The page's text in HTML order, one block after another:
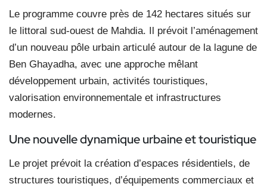
Le programme couvre près de 142 hectares situés sur
le littoral sud-ouest de Mahdia. Il prévoit l’aménagement
d’un nouveau pôle urbain articulé autour de la lagune de
Ben Ghayadha, avec une approche mêlant
développement urbain, activités touristiques,
valorisation environnementale et infrastructures
modernes.
Une nouvelle dynamique urbaine et touristique
Le projet prévoit la création d’espaces résidentiels, de
structures touristiques, d’équipements commerciaux et